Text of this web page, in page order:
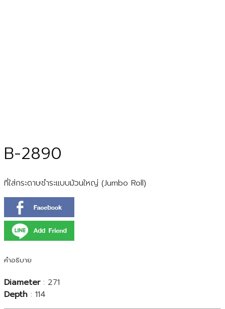
B-2890
ที่ใส่กระดาษชำระแบบม้วนใหญ่ (Jumbo Roll)
คำอธิบาย
Diameter : 271
Depth : 114